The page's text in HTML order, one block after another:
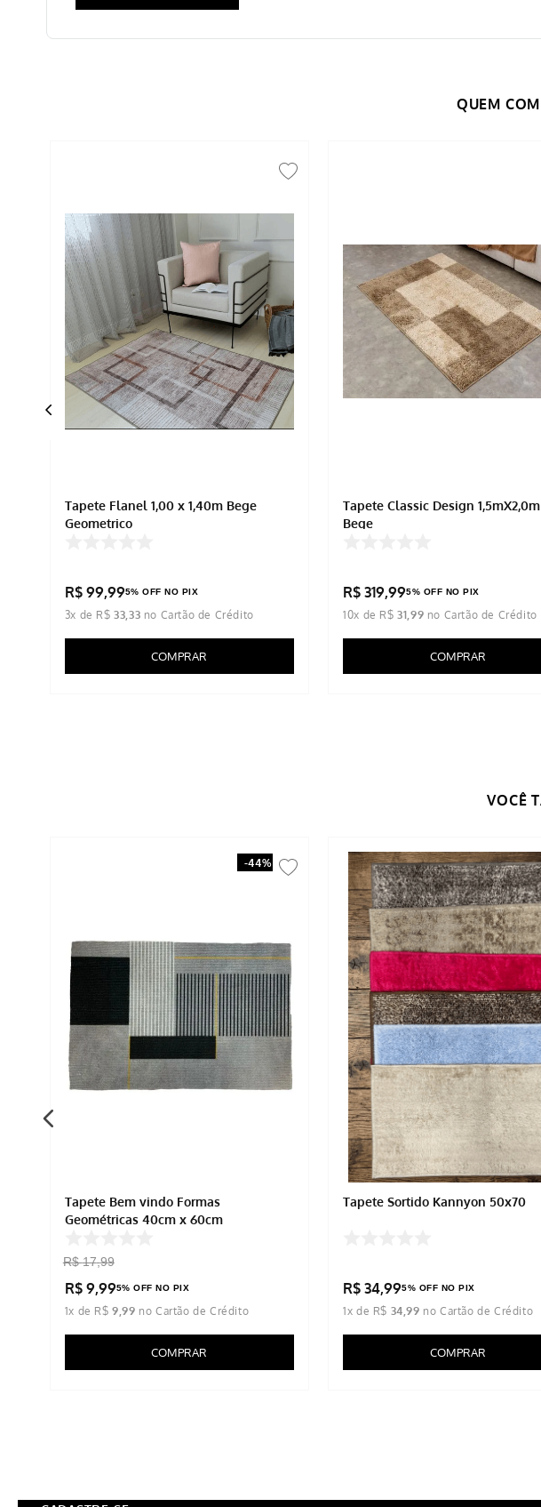
Tapete Flanel 1,00 x 1,40m Bege
Geometrico
R$ 99,995% OFF NO PIX
3x de R$ 33,33
COMPRAR
Tapete Classic Design 1,5mX2,0m
Bege
R$ 319,995% OFF NO PIX
10x de R$ 31,99
COMPRAR
-44%
Tapete Bem vindo Formas
Geométricas 40cm x 60cm
R$ 17,99
R$ 9,995% OFF NO PIX
1x de R$ 9,99
COMPRAR
Tapete Sortido Kannyon 50x70
R$ 34,995% OFF NO PIX
1x de R$ 34,99
COMPRAR